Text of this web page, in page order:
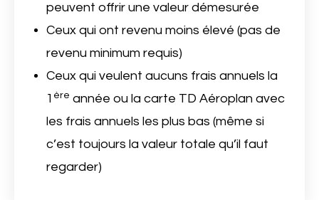
peuvent offrir une valeur démesurée
Ceux qui ont revenu moins élevé (pas de
revenu minimum requis)
Ceux qui veulent aucuns frais annuels la
1 ère année ou la carte TD Aéroplan avec
les frais annuels les plus bas (même si
c’est toujours la valeur totale qu’il faut
regarder)